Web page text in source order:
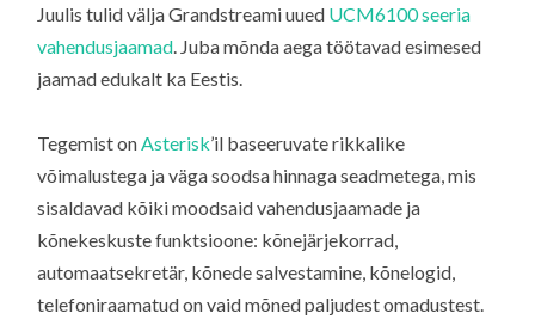
Juulis tulid välja Grandstreami uued UCM6100 seeria
vahendusjaamad . Juba mõnda aega töötavad esimesed
jaamad edukalt ka Eestis.
Tegemist onAsterisk’il baseeruvate rikkalike
võimalustega ja väga soodsa hinnaga seadmetega, mis
sisaldavad kõiki moodsaid vahendusjaamade ja
kõnekeskuste funktsioone: kõnejärjekorrad,
automaatsekretär, kõnede salvestamine, kõnelogid,
telefoniraamatud on vaid mõned paljudest omadustest.